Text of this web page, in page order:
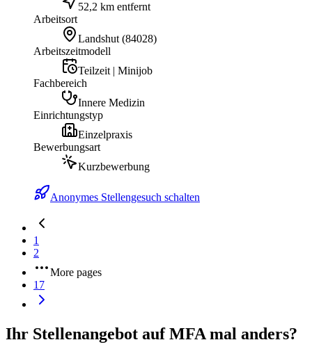
52,2 km entfernt
Arbeitsort
Landshut (84028)
Arbeitszeitmodell
Teilzeit | Minijob
Fachbereich
Innere Medizin
Einrichtungstyp
Einzelpraxis
Bewerbungsart
Kurzbewerbung
Anonymes Stellengesuch schalten
1
2
More pages
17
Ihr Stellenangebot auf MFA mal anders?